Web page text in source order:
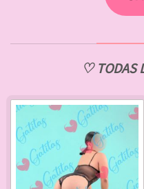
♡ TODAS